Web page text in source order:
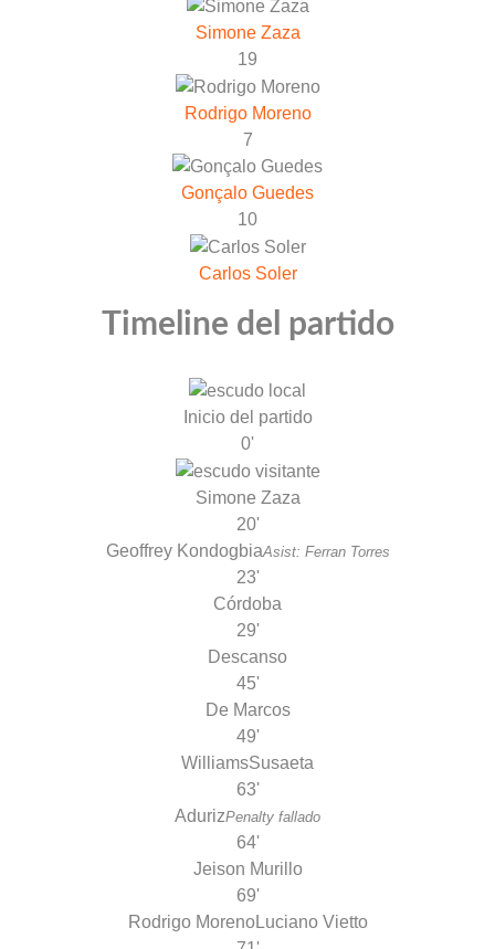
Simone Zaza
19
Rodrigo Moreno
7
Gonçalo Guedes
10
Carlos Soler
Timeline del partido
Inicio del partido
0'
Simone Zaza
20'
Geoffrey KondogbiaAsist: Ferran Torres
23'
Córdoba
29'
Descanso
45'
De Marcos
49'
WilliamsSusaeta
63'
AdurizPenalty fallado
64'
Jeison Murillo
69'
Rodrigo MorenoLuciano Vietto